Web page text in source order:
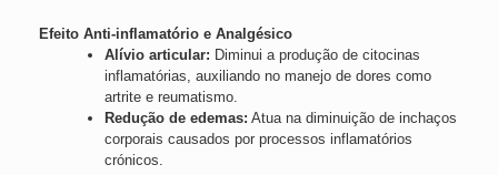
Efeito Anti-inflamatório e Analgésico
Alívio articular: Diminui a produção de citocinas
inflamatórias, auxiliando no manejo de dores como
artrite e reumatismo.
Redução de edemas: Atua na diminuição de inchaços
corporais causados por processos inflamatórios
crónicos.